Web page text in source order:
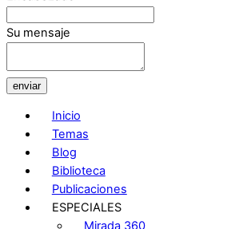
Su mensaje
enviar
Inicio
Temas
Blog
Biblioteca
Publicaciones
ESPECIALES
Mirada 360